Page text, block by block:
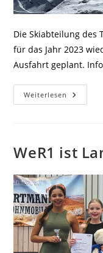
Die Skiabteilung des
für das Jahr 2023
Ausfahrt geplant.
Weiterlesen
WeR1 ist